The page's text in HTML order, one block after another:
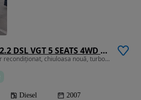
Hyundai Santa Fe 2.2 DSL VGT 5 SEATS 4WD FULL
2188 cm3 • 150 CP • Motor recondiționat, chiuloasa nouă, turbo nou
Diesel 2007